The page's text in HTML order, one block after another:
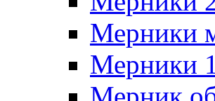
Мерники
Мерники